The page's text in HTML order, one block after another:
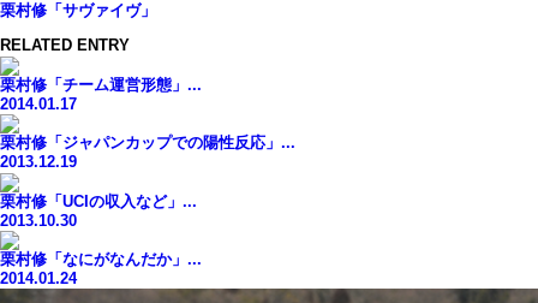
栗村修「サヴァイヴ」
RELATED ENTRY
栗村修「チーム運営形態」...
2014.01.17
栗村修「ジャパンカップでの陽性反応」...
2013.12.19
栗村修「UCIの収入など」...
2013.10.30
栗村修「なにがなんだか」...
2014.01.24